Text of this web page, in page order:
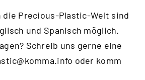
die Precious-Plastic-Welt sind
und Spanisch möglich.
Schreib uns gerne eine
oder komm